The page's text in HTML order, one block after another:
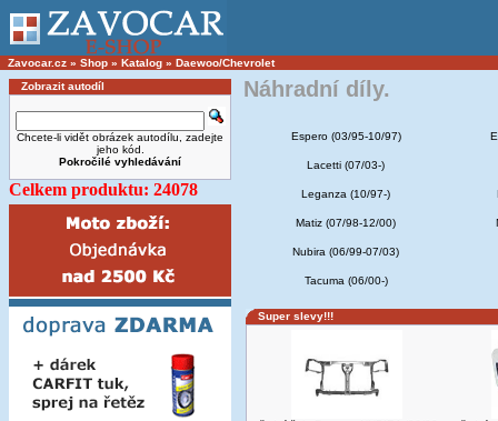
Zavocar.cz » Shop » Katalog » Daewoo/Chevrolet
Zobrazit autodíl
Chcete-li vidět obrázek autodílu, zadejte
jeho kód.
Pokročilé vyhledávání
Celkem produktu: 24078
Náhradní díly.
Espero (03/95-10/97)
Lacetti (07/03-)
Leganza (10/97-)
Matiz (07/98-12/00)
Nubira (06/99-07/03)
Tacuma (06/00-)
Super slevy!!!